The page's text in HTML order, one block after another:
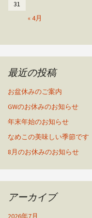
« 4月
31
最近の投稿
お盆休みのご案内
GWのお休みのお知らせ
年末年始のお知らせ
なめこの美味しい季節です
8月のお休みのお知らせ
アーカイブ
2026年7月